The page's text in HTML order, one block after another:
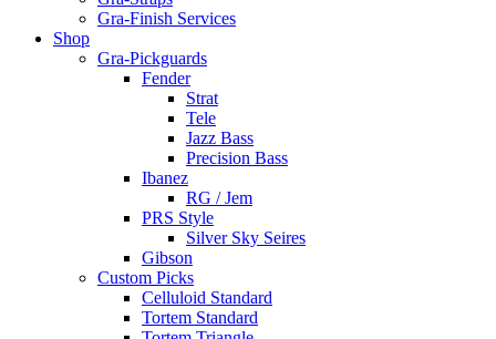
Gra-Finish Services
Shop
Gra-Pickguards
Fender
Strat
Tele
Jazz Bass
Precision Bass
Ibanez
RG / Jem
PRS Style
Silver Sky Seires
Gibson
Custom Picks
Celluloid Standard
Tortem Standard